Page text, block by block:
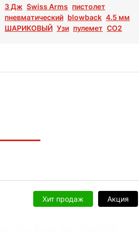
3 Дж Swiss Arms пистолет
пневматический blowback 4.5 мм
ШАРИКОВЫЙ Узи пулемет СО2
Хит продаж Акция